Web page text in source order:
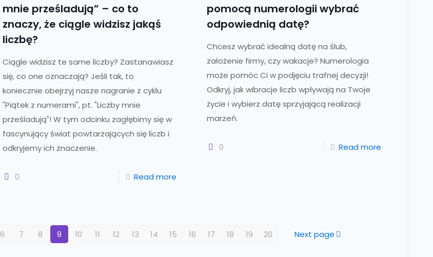
mnie prześladują” – co to
znaczy, że ciągle widzisz jakąś
liczbę?
Ciągle widzisz te same liczby? Zastanawiasz
się, co one oznaczają? Jeśli tak, to
koniecznie obejrzyj nasze nagranie z cyklu
"Piątek z numerami", pt. "Liczby mnie
prześladują"! W tym odcinku zagłębimy się w
fascynujący świat powtarzających się liczb i
odkryjemy ich znaczenie.
0 Read more
pomocą numerologii wybrać
odpowiednią datę?
Chcesz wybrać idealną datę na ślub,
założenie firmy, czy wakacje? Numerologia
może pomóc Ci w podjęciu trafnej decyzji!
Odkryj, jak wibracje liczb wpływają na Twoje
życie i wybierz datę sprzyjającą realizacji
marzeń.
0 Read more
6 7 8 9 10 11 12 13 14 15 16 17 18 19 20 Next page